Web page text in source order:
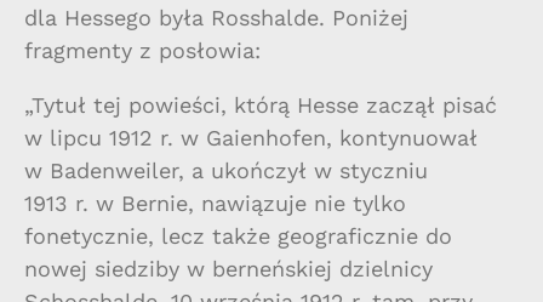
dla Hessego była Rosshalde. Poniżej
fragmenty z posłowia:
„Tytuł tej powieści, którą Hesse zaczął pisać
w lipcu 1912 r. w Gaienhofen, kontynuował
w Badenweiler, a ukończył w styczniu
1913 r. w Bernie, nawiązuje nie tylko
fonetycznie, lecz także geograficznie do
nowej siedziby w berneńskiej dzielnicy